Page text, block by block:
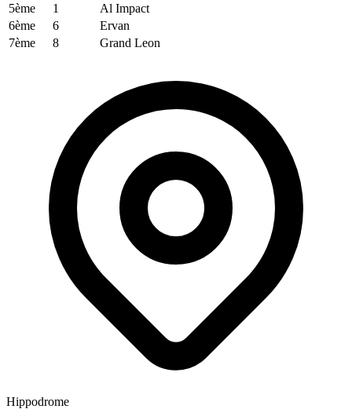
5ème
1
Al Impact
6ème
6
Ervan
7ème
8 Grand Leon
Hippodrome